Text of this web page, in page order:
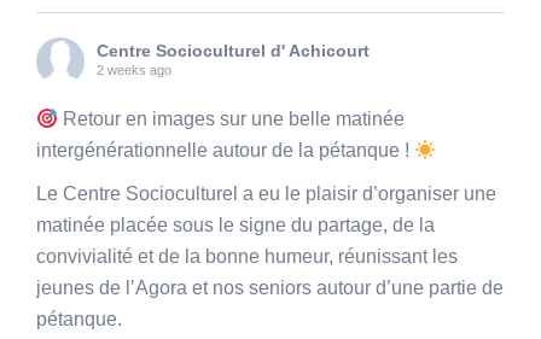
Centre Socioculturel d' Achicourt
2 weeks ago
Retour en images sur une belle matinée
intergénérationnelle autour de la pétanque !
Le Centre Socioculturel a eu le plaisir d’organiser une
matinée placée sous le signe du partage, de la
convivialité et de la bonne humeur, réunissant les
jeunes de l’Agora et nos seniors autour d’une partie de
pétanque.